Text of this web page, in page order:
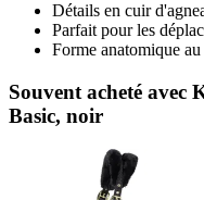
Détails en cuir
Parfait pour les
Forme anatomique
Souvent acheté avec
Basic, noir